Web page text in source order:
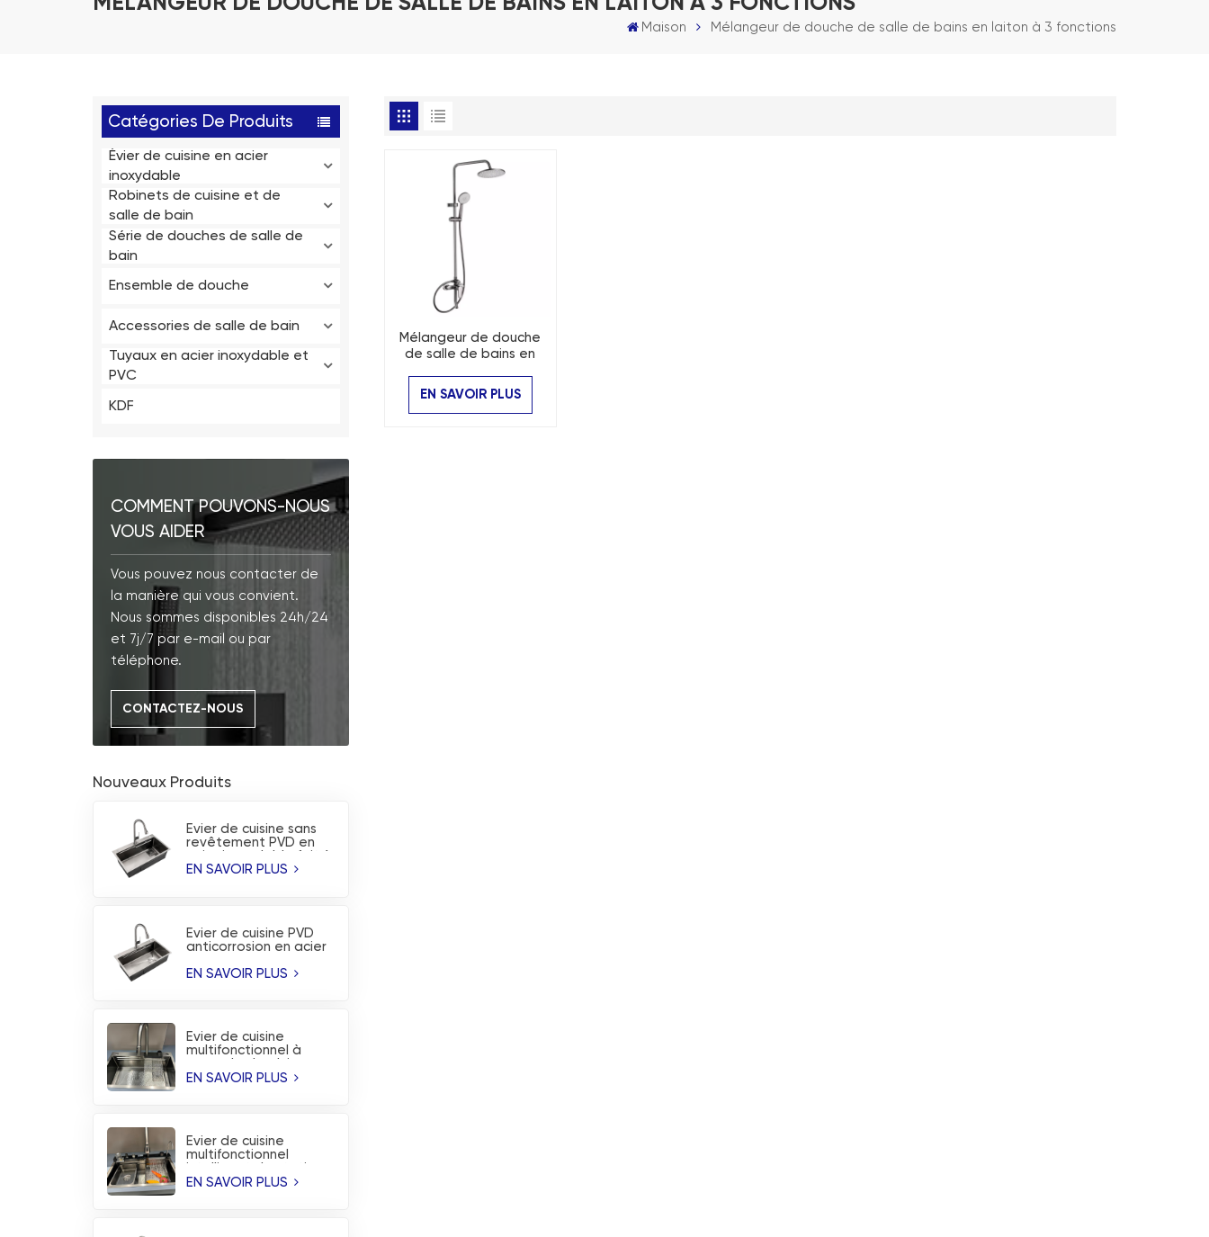
Maison Mélangeur de douche de salle de bains en laiton à 3 fonctions
Catégories De Produits
Évier de cuisine en acier
inoxydable
Robinets de cuisine et de
salle de bain
Série de douches de salle de
bain
Ensemble de douche
Accessories de salle de bain
Tuyaux en acier inoxydable et
PVC
KDF
COMMENT POUVONS-NOUS
VOUS AIDER
Vous pouvez nous contacter de
la manière qui vous convient.
Nous sommes disponibles 24h/24
et 7j/7 par e-mail ou par
téléphone.
CONTACTEZ-NOUS
Nouveaux Produits
Évier de cuisine sans
revêtement PVD en
la main
EN SAVOIR PLUS
Évier de cuisine PVD
anticorrosion en acier
la main à la mode
EN SAVOIR PLUS
Évier de cuisine
multifonctionnel à
volante en acier
EN SAVOIR PLUS
Évier de cuisine
multifonctionnel
de travail de cascade
EN SAVOIR PLUS
Mélangeur de douche
de salle de bains en
ensemble de douche de
bain
EN SAVOIR PLUS